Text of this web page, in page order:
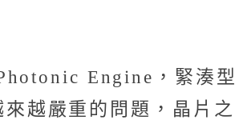
Engine，緊湊
越嚴重的問題，晶片